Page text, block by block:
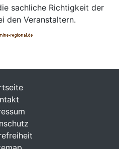
sachliche Richtigkeit der
den Veranstaltern.